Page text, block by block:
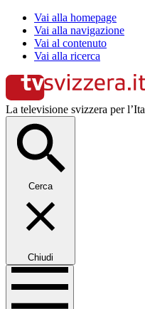
Vai alla homepage
Vai alla navigazione
Vai al contenuto
Vai alla ricerca
La televisione svizzera per
Cerca
Chiudi